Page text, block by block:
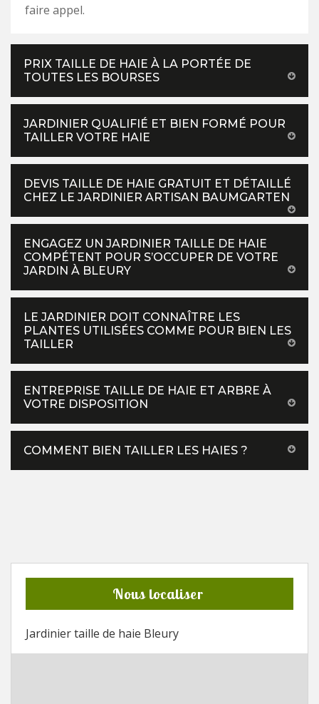
faire appel.
PRIX TAILLE DE HAIE À LA PORTÉE DE
TOUTES LES BOURSES
JARDINIER QUALIFIÉ ET BIEN FORMÉ POUR
TAILLER VOTRE HAIE
DEVIS TAILLE DE HAIE GRATUIT ET DÉTAILLÉ
CHEZ LE JARDINIER ARTISAN BAUMGARTEN
ENGAGEZ UN JARDINIER TAILLE DE HAIE
COMPÉTENT POUR S’OCCUPER DE VOTRE
JARDIN À BLEURY
LE JARDINIER DOIT CONNAÎTRE LES
PLANTES UTILISÉES COMME POUR BIEN LES
TAILLER
ENTREPRISE TAILLE DE HAIE ET ARBRE À
VOTRE DISPOSITION
COMMENT BIEN TAILLER LES HAIES ?
Nous localiser
Jardinier taille de haie Bleury